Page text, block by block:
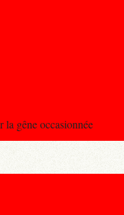
gêne occasionnée